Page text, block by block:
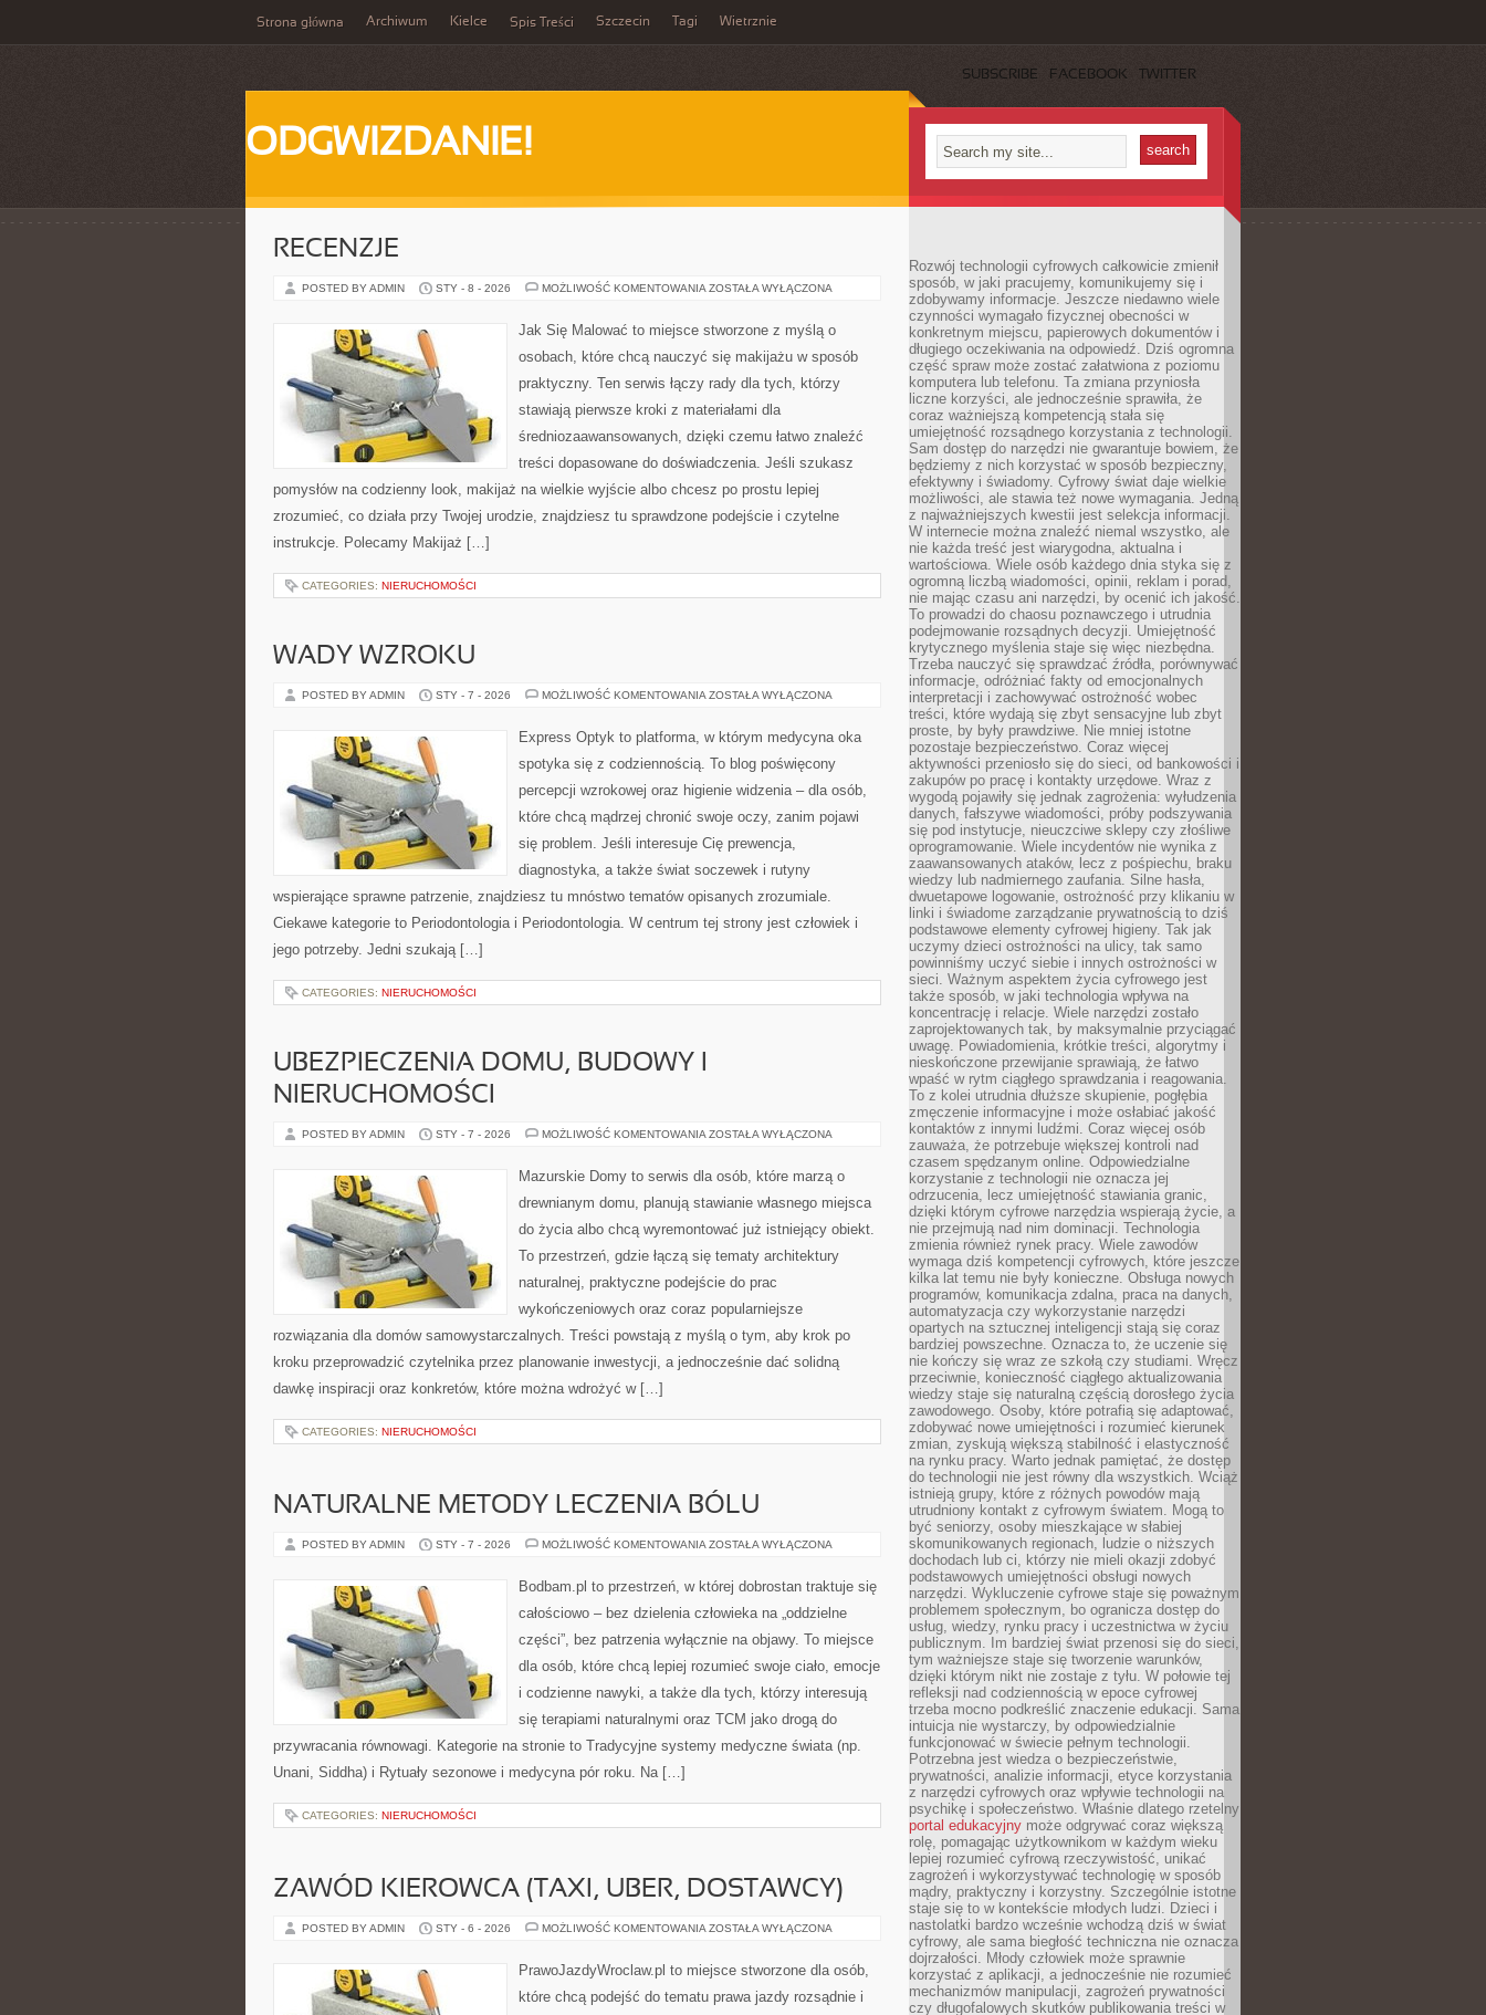
Strona główna Archiwum Kielce Spis Treści Szczecin Tagi Wietrznie
SUBSCRIBE FACEBOOK TWITTER
ODGWIZDANIE!
RECENZJE
POSTED BY ADMIN STY - 8 - 2026 MOŻLIWOŚĆ KOMENTOWANIA RECENZJE
ZOSTAŁA WYŁĄCZONA
Jak Się Malować to miejsce stworzone z myślą o
osobach, które chcą nauczyć się makijażu w sposób
praktyczny. Ten serwis łączy rady dla tych, którzy
stawiają pierwsze kroki z materiałami dla
średniozaawansowanych, dzięki czemu łatwo znaleźć
treści dopasowane do doświadczenia. Jeśli szukasz
pomysłów na codzienny look, makijaż na wielkie wyjście albo chcesz po prostu lepiej
zrozumieć, co działa przy Twojej urodzie, znajdziesz tu sprawdzone podejście i czytelne
instrukcje. Polecamy Makijaż […]
CATEGORIES: NIERUCHOMOŚCI
WADY WZROKU
POSTED BY ADMIN STY - 7 - 2026 MOŻLIWOŚĆ KOMENTOWANIA WADY
ZOSTAŁA WYŁĄCZONA
Express Optyk to platforma, w którym medycyna oka
spotyka się z codziennością. To blog poświęcony
percepcji wzrokowej oraz higienie widzenia – dla osób,
które chcą mądrzej chronić swoje oczy, zanim pojawi
się problem. Jeśli interesuje Cię prewencja,
diagnostyka, a także świat soczewek i rutyny
wspierające sprawne patrzenie, znajdziesz tu mnóstwo tematów opisanych zrozumiale.
Ciekawe kategorie to Periodontologia i Periodontologia. W centrum tej strony jest człowiek i
jego potrzeby. Jedni szukają […]
CATEGORIES: NIERUCHOMOŚCI
UBEZPIECZENIA DOMU, BUDOWY I
NIERUCHOMOŚCI
POSTED BY ADMIN STY - 7 - 2026 MOŻLIWOŚĆ KOMENTOWANIA UBEZPIECZENIA
NIERUCHOMOŚCI
ZOSTAŁA WYŁĄCZONA
Mazurskie Domy to serwis dla osób, które marzą o
drewnianym domu, planują stawianie własnego miejsca
do życia albo chcą wyremontować już istniejący obiekt.
To przestrzeń, gdzie łączą się tematy architektury
naturalnej, praktyczne podejście do prac
wykończeniowych oraz coraz popularniejsze
rozwiązania dla domów samowystarczalnych. Treści powstają z myślą o tym, aby krok po
kroku przeprowadzić czytelnika przez planowanie inwestycji, a jednocześnie dać solidną
dawkę inspiracji oraz konkretów, które można wdrożyć w […]
CATEGORIES: NIERUCHOMOŚCI
NATURALNE METODY LECZENIA BÓLU
POSTED BY ADMIN STY - 7 - 2026 MOŻLIWOŚĆ KOMENTOWANIA NATURALNE
BÓLU
ZOSTAŁA WYŁĄCZONA
Bodbam.pl to przestrzeń, w której dobrostan traktuje się
całościowo – bez dzielenia człowieka na „oddzielne
części”, bez patrzenia wyłącznie na objawy. To miejsce
dla osób, które chcą lepiej rozumieć swoje ciało, emocje
i codzienne nawyki, a także dla tych, którzy interesują
się terapiami naturalnymi oraz TCM jako drogą do
przywracania równowagi. Kategorie na stronie to Tradycyjne systemy medyczne świata (np.
Unani, Siddha) i Rytuały sezonowe i medycyna pór roku. Na […]
CATEGORIES: NIERUCHOMOŚCI
ZAWÓD KIEROWCA (TAXI, UBER, DOSTAWCY)
POSTED BY ADMIN STY - 6 - 2026 MOŻLIWOŚĆ KOMENTOWANIA ZAWÓD
UBER,
DOSTAWCY)
ZOSTAŁA WYŁĄCZONA
PrawoJazdyWroclaw.pl to miejsce stworzone dla osób,
które chcą podejść do tematu prawa jazdy rozsądnie i
Rozwój technologii cyfrowych całkowicie zmienił
sposób, w jaki pracujemy, komunikujemy się i
zdobywamy informacje. Jeszcze niedawno wiele
czynności wymagało fizycznej obecności w
konkretnym miejscu, papierowych dokumentów i
długiego oczekiwania na odpowiedź. Dziś ogromna
część spraw może zostać załatwiona z poziomu
komputera lub telefonu. Ta zmiana przyniosła
liczne korzyści, ale jednocześnie sprawiła, że
coraz ważniejszą kompetencją stała się
umiejętność rozsądnego korzystania z technologii.
Sam dostęp do narzędzi nie gwarantuje bowiem, że
będziemy z nich korzystać w sposób bezpieczny,
efektywny i świadomy. Cyfrowy świat daje wielkie
możliwości, ale stawia też nowe wymagania. Jedną
z najważniejszych kwestii jest selekcja informacji.
W internecie można znaleźć niemal wszystko, ale
nie każda treść jest wiarygodna, aktualna i
wartościowa. Wiele osób każdego dnia styka się z
ogromną liczbą wiadomości, opinii, reklam i porad,
nie mając czasu ani narzędzi, by ocenić ich jakość.
To prowadzi do chaosu poznawczego i utrudnia
podejmowanie rozsądnych decyzji. Umiejętność
krytycznego myślenia staje się więc niezbędna.
Trzeba nauczyć się sprawdzać źródła, porównywać
informacje, odróżniać fakty od emocjonalnych
interpretacji i zachowywać ostrożność wobec
treści, które wydają się zbyt sensacyjne lub zbyt
proste, by były prawdziwe. Nie mniej istotne
pozostaje bezpieczeństwo. Coraz więcej
aktywności przeniosło się do sieci, od bankowości i
zakupów po pracę i kontakty urzędowe. Wraz z
wygodą pojawiły się jednak zagrożenia: wyłudzenia
danych, fałszywe wiadomości, próby podszywania
się pod instytucje, nieuczciwe sklepy czy złośliwe
oprogramowanie. Wiele incydentów nie wynika z
zaawansowanych ataków, lecz z pośpiechu, braku
wiedzy lub nadmiernego zaufania. Silne hasła,
dwuetapowe logowanie, ostrożność przy klikaniu w
linki i świadome zarządzanie prywatnością to dziś
podstawowe elementy cyfrowej higieny. Tak jak
uczymy dzieci ostrożności na ulicy, tak samo
powinniśmy uczyć siebie i innych ostrożności w
sieci. Ważnym aspektem życia cyfrowego jest
także sposób, w jaki technologia wpływa na
koncentrację i relacje. Wiele narzędzi zostało
zaprojektowanych tak, by maksymalnie przyciągać
uwagę. Powiadomienia, krótkie treści, algorytmy i
nieskończone przewijanie sprawiają, że łatwo
wpaść w rytm ciągłego sprawdzania i reagowania.
To z kolei utrudnia dłuższe skupienie, pogłębia
zmęczenie informacyjne i może osłabiać jakość
kontaktów z innymi ludźmi. Coraz więcej osób
zauważa, że potrzebuje większej kontroli nad
czasem spędzanym online. Odpowiedzialne
korzystanie z technologii nie oznacza jej
odrzucenia, lecz umiejętność stawiania granic,
dzięki którym cyfrowe narzędzia wspierają życie, a
nie przejmują nad nim dominacji. Technologia
zmienia również rynek pracy. Wiele zawodów
wymaga dziś kompetencji cyfrowych, które jeszcze
kilka lat temu nie były konieczne. Obsługa nowych
programów, komunikacja zdalna, praca na danych,
automatyzacja czy wykorzystanie narzędzi
opartych na sztucznej inteligencji stają się coraz
bardziej powszechne. Oznacza to, że uczenie się
nie kończy się wraz ze szkołą czy studiami. Wręcz
przeciwnie, konieczność ciągłego aktualizowania
wiedzy staje się naturalną częścią dorosłego życia
zawodowego. Osoby, które potrafią się adaptować,
zdobywać nowe umiejętności i rozumieć kierunek
zmian, zyskują większą stabilność i elastyczność
na rynku pracy. Warto jednak pamiętać, że dostęp
do technologii nie jest równy dla wszystkich. Wciąż
istnieją grupy, które z różnych powodów mają
utrudniony kontakt z cyfrowym światem. Mogą to
być seniorzy, osoby mieszkające w słabiej
skomunikowanych regionach, ludzie o niższych
dochodach lub ci, którzy nie mieli okazji zdobyć
podstawowych umiejętności obsługi nowych
narzędzi. Wykluczenie cyfrowe staje się poważnym
problemem społecznym, bo ogranicza dostęp do
usług, wiedzy, rynku pracy i uczestnictwa w życiu
publicznym. Im bardziej świat przenosi się do sieci,
tym ważniejsze staje się tworzenie warunków,
dzięki którym nikt nie zostaje z tyłu. W połowie tej
refleksji nad codziennością w epoce cyfrowej
trzeba mocno podkreślić znaczenie edukacji. Sama
intuicja nie wystarczy, by odpowiedzialnie
funkcjonować w świecie pełnym technologii.
Potrzebna jest wiedza o bezpieczeństwie,
prywatności, analizie informacji, etyce korzystania
z narzędzi cyfrowych oraz wpływie technologii na
psychikę i społeczeństwo. Właśnie dlatego rzetelny
portal edukacyjny może odgrywać coraz większą
rolę, pomagając użytkownikom w każdym wieku
lepiej rozumieć cyfrową rzeczywistość, unikać
zagrożeń i wykorzystywać technologię w sposób
mądry, praktyczny i korzystny. Szczególnie istotne
staje się to w kontekście młodych ludzi. Dzieci i
nastolatki bardzo wcześnie wchodzą dziś w świat
cyfrowy, ale sama biegłość techniczna nie oznacza
dojrzałości. Młody człowiek może sprawnie
korzystać z aplikacji, a jednocześnie nie rozumieć
mechanizmów manipulacji, zagrożeń prywatności
czy długofalowych skutków publikowania treści w